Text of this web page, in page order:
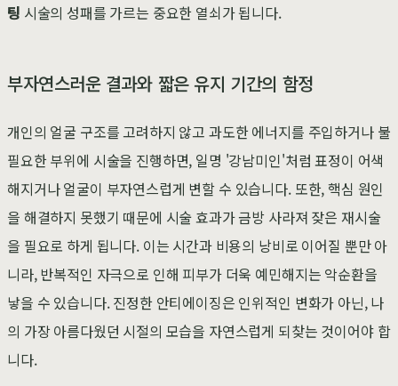
팅 시술의 성패를 가르는 중요한 열쇠가 됩니다.
부자연스러운 결과와 짧은 유지 기간의 함정
개인의 얼굴 구조를 고려하지 않고 과도한 에너지를 주입하거나 불
필요한 부위에 시술을 진행하면, 일명 '강남미인'처럼 표정이 어색
해지거나 얼굴이 부자연스럽게 변할 수 있습니다. 또한, 핵심 원인
을 해결하지 못했기 때문에 시술 효과가 금방 사라져 잦은 재시술
을 필요로 하게 됩니다. 이는 시간과 비용의 낭비로 이어질 뿐만 아
니라, 반복적인 자극으로 인해 피부가 더욱 예민해지는 악순환을
낳을 수 있습니다. 진정한 안티에이징은 인위적인 변화가 아닌, 나
의 가장 아름다웠던 시절의 모습을 자연스럽게 되찾는 것이어야 합
니다.